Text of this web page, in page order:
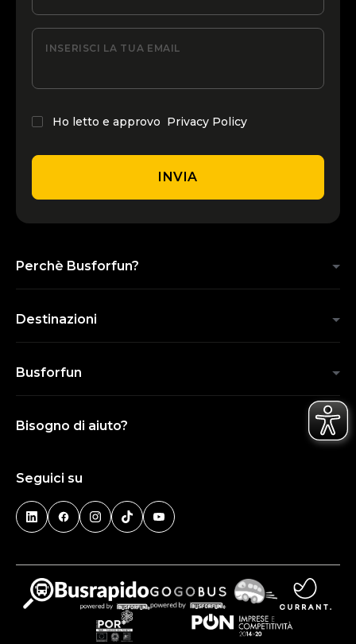
INSERISCI LA TUA EMAIL
Ho letto e approvo Privacy Policy
INVIA
Perchè Busforfun?
Destinazioni
Busforfun
Bisogno di aiuto?
Seguici su